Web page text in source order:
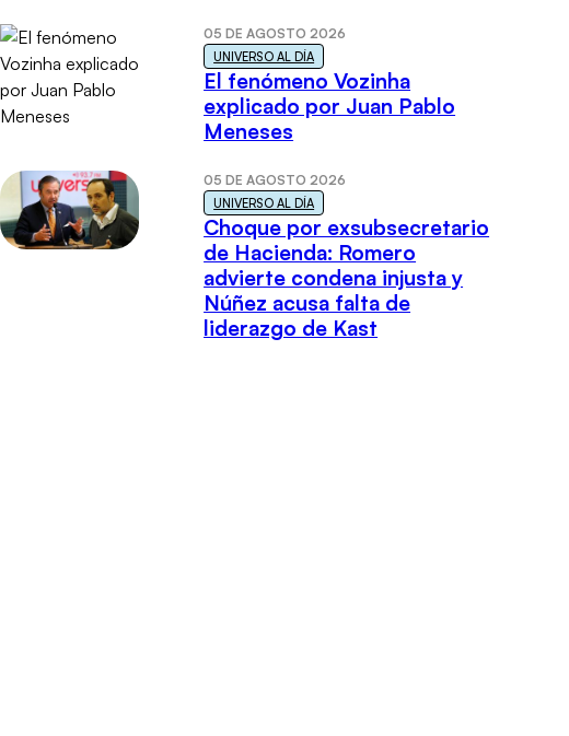
05 DE AGOSTO 2026
UNIVERSO AL DÍA
El fenómeno Vozinha
explicado por Juan Pablo
Meneses
05 DE AGOSTO 2026
UNIVERSO AL DÍA
Choque por exsubsecretario
de Hacienda: Romero
advierte condena injusta y
Núñez acusa falta de
liderazgo de Kast